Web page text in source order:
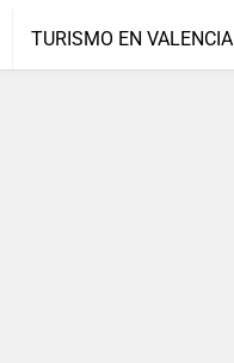
TURISMO EN VALENCIA